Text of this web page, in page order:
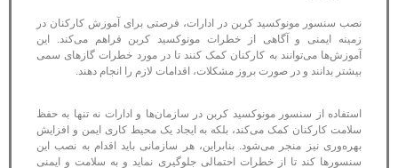
نصب سنسور مونوکسید کربن در ادارات، فرصتی برای آموزش کارکنان در
زمینه ایمنی و آگاهی از خطرات مونوکسید کربن فراهم می‌کند. این
آموزش‌ها می‌توانند به کارکنان کمک کنند تا در مورد خطرات گازهای سمی
بیشتر بدانند و در صورت بروز مشکلات، اقدامات لازم را انجام دهند.
استفاده از سنسور مونوکسید کربن در سازمان‌ها و ادارات نه تنها به حفظ
سلامت کارکنان کمک می‌کند، بلکه به ایجاد یک محیط کاری ایمن و افزایش
بهره‌وری نیز منجر می‌شود. بنابراین، هر سازمانی باید اقدام به نصب این
سنسورها کند تا از خطرات احتمالی جلوگیری نماید و به سلامت و ایمنی